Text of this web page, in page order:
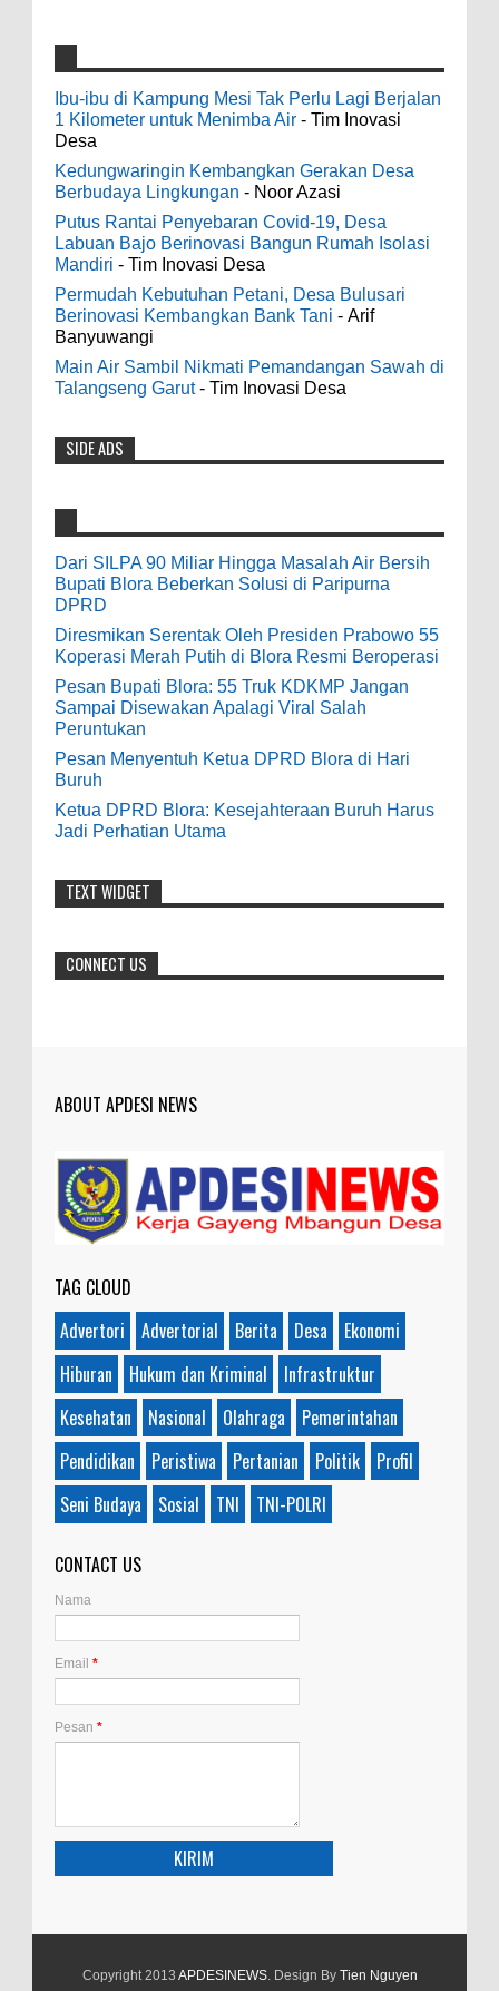
4000 Petani Hutan Blora Bakal Digelontor
Bantuan CSR Jumbo dan Bibit Ternak Gratis
0 8-4-2026
Indonesia Ceria Run Diharapkan Bawa
Dampak Positif Bagi Olah Raga dan
Ekonomi Blora
0 8-2-2026
Dari SILPA 90 Miliar Hingga Masalah Air
Bersih Bupati Blora Beberkan Solusi di
Paripurna DPRD
7-28-2026
Diresmikan Serentak Oleh Presiden
0 5-16-2026
Pesan Bupati Blora: 55 Truk KDKMP Jangan
Sampai Disewakan Apalagi Viral Salah
Peruntukan
0 5-10-2026
galateapacino:
3-6-2022
Men's Black Titanium Wedding Band -
The Ottawa SenatorsThe Men's Black titanium i
phone case Titanium Wedding Band is the
world's first dedicated wedding band how strong
is titanium for Wo...
3-4-2022
Casino - DrmcdCasino is 부산광역 출
장안마 open and excited 고양 출장샵 to welcome
you back 의정부 출장샵 to a 제주도 출장마사지
of slots, table games 제주 출장안마 and video
poker! Cas...
bolehkah kami study banding di akir
bulan oktober 2020 ini ?
Anonymous:
7-3-2020
Mudah mudahan dengan jalan yang
baik bisa meningkatkan ekonomi masyarakat
sekitar. Amin
Anonymous:
honorer
Ibu-ibu di Kampung Mesi Tak Perlu Lagi Berjalan
1 Kilometer untuk Menimba Air - Tim Inovasi
Desa
Kedungwaringin Kembangkan Gerakan Desa
Berbudaya Lingkungan - Noor Azasi
Putus Rantai Penyebaran Covid-19, Desa
Labuan Bajo Berinovasi Bangun Rumah Isolasi
Mandiri - Tim Inovasi Desa
Permudah Kebutuhan Petani, Desa Bulusari
Berinovasi Kembangkan Bank Tani - Arif
Banyuwangi
Main Air Sambil Nikmati Pemandangan Sawah di
Talangseng Garut- Tim Inovasi Desa
SIDE ADS
Dari SILPA 90 Miliar Hingga Masalah Air Bersih
Bupati Blora Beberkan Solusi di Paripurna
DPRD
Diresmikan Serentak Oleh Presiden Prabowo 55
Koperasi Merah Putih di Blora Resmi Beroperasi
Pesan Bupati Blora: 55 Truk KDKMP Jangan
Sampai Disewakan Apalagi Viral Salah
Peruntukan
Pesan Menyentuh Ketua DPRD Blora di Hari
Buruh
Ketua DPRD Blora: Kesejahteraan Buruh Harus
Jadi Perhatian Utama
TEXT WIDGET
CONNECT US
ABOUT APDESI NEWS
TAG CLOUD
Advertori
Advertorial Berita Desa
Ekonomi
Hiburan
Hukum dan Kriminal
Infrastruktur
Kesehatan
Nasional Olahraga
Pemerintahan
Pendidikan
Peristiwa Pertanian Politik
Profil
Seni Budaya
Sosial TNI TNI-POLRI
CONTACT US
Nama
Email *
Pesan *
Copyright 2013 APDESINEWS. Design By Tien Nguyen